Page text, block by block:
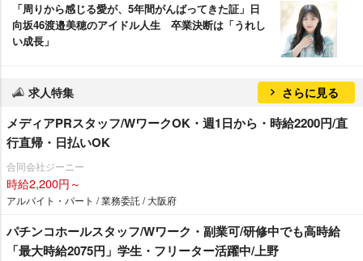
「周りから感じる愛が、5年間がんばってきた証」日
向坂46渡邉美穂のアイドル人生 卒業決断は「うれし
い成長」
求人特集 さらに見る
メディアPRスタッフ/WワークOK・週1日から・時給2200円/直
行直帰・日払いOK
合同会社ジーニー
時給2,200円～
アルバイト・パート / 業務委託 / 大阪府
パチンコホールスタッフ/Wワーク・副業可/研修中でも高時給
「最大時給2075円」学生・フリーター活躍中/上野